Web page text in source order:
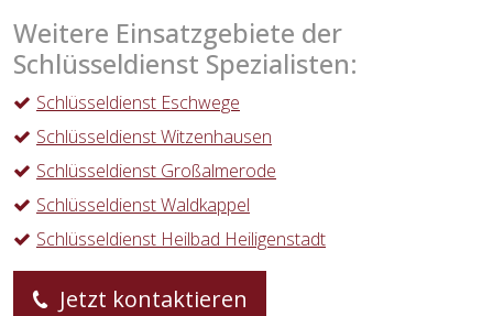
Weitere Einsatzgebiete der
Schlüsseldienst Spezialisten:
Schlüsseldienst Eschwege
Schlüsseldienst Witzenhausen
Schlüsseldienst Großalmerode
Schlüsseldienst Waldkappel
Schlüsseldienst Heilbad Heiligenstadt
Jetzt kontaktieren